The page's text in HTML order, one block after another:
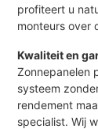
profiteert u
monteurs over
Kwaliteit en
Zonnepanelen
systeem
rendement
specialist. Wij